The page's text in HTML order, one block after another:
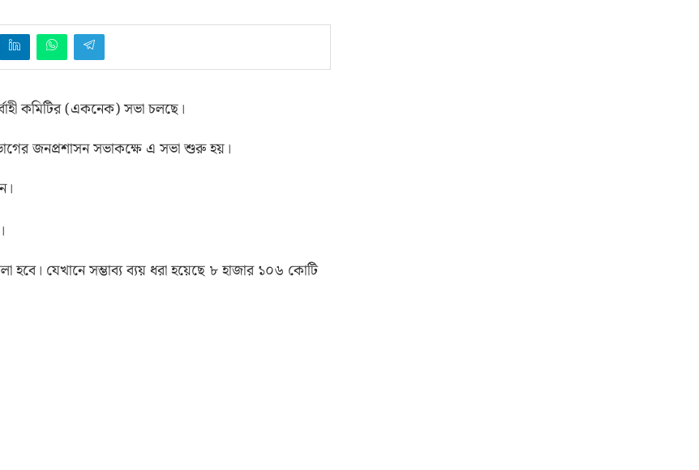
কমিটির(একনেক)সভা চলছে।
জনপ্রশাসন সভাকক্ষে এ সভা শুরু হয়।
যেখানে সম্ভাব্য ব্যয় ধরা হয়েছে ৮ হাজার ১০৬ কোটি